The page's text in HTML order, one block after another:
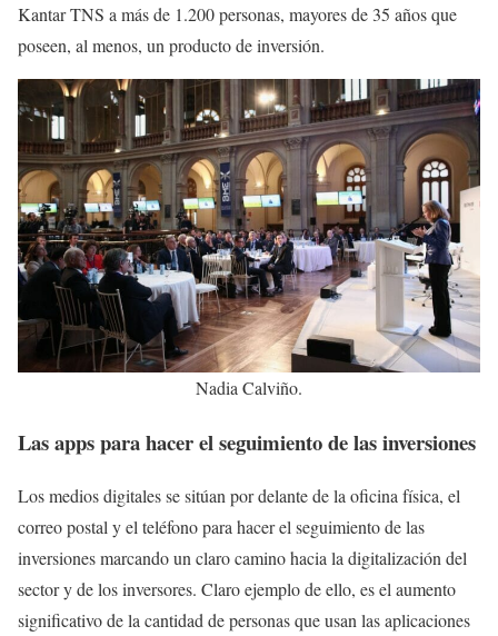
Kantar TNS a más de 1.200 personas, mayores de 35 años que
poseen, al menos, un producto de inversión.
Nadia Calviño.
Las apps para hacer el seguimiento de las inversiones
Los medios digitales se sitúan por delante de la oficina física, el
correo postal y el teléfono para hacer el seguimiento de las
inversiones marcando un claro camino hacia la digitalización del
sector y de los inversores. Claro ejemplo de ello, es el aumento
significativo de la cantidad de personas que usan las aplicaciones